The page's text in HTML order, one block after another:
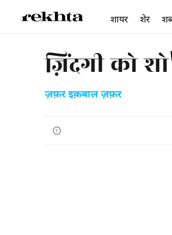
ज़िंदगी को
ज़फ़र इक़बाल ज़फ़र
शायर शेर